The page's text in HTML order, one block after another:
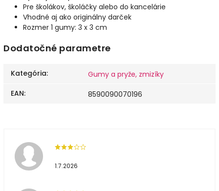
Pre školákov, školáčky alebo do kancelárie
Vhodné aj ako originálny darček
Rozmer 1 gumy: 3 x 3 cm
Dodatočné parametre
Kategória:
Gumy a pryže, zmizíky
EAN: 8590090070196
1.7.2026